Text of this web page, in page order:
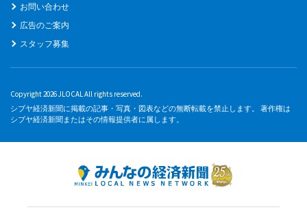
お問い合わせ
広告のご案内
スタッフ募集
Copyright 2026 JLOCAL All rights reserved.
シブヤ経済新聞に掲載の記事・写真・図表などの無断転載を禁止します。 著作権は
シブヤ経済新聞またはその情報提供者に属します。